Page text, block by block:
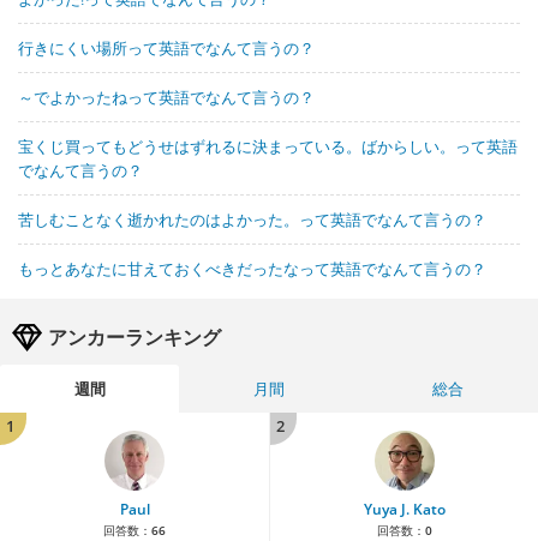
行きにくい場所って英語でなんて言うの？
～でよかったねって英語でなんて言うの？
宝くじ買ってもどうせはずれるに決まっている。ばからしい。って英語
でなんて言うの？
苦しむことなく逝かれたのはよかった。って英語でなんて言うの？
もっとあなたに甘えておくべきだったなって英語でなんて言うの？
アンカーランキング
週間 月間
総合
1
Paul
回答数： 66
2
Yuya J. Kato
回答数： 0